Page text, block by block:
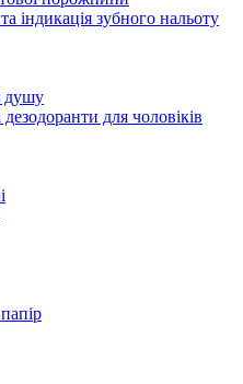
індикація зубного нальоту
душу
для чоловіків